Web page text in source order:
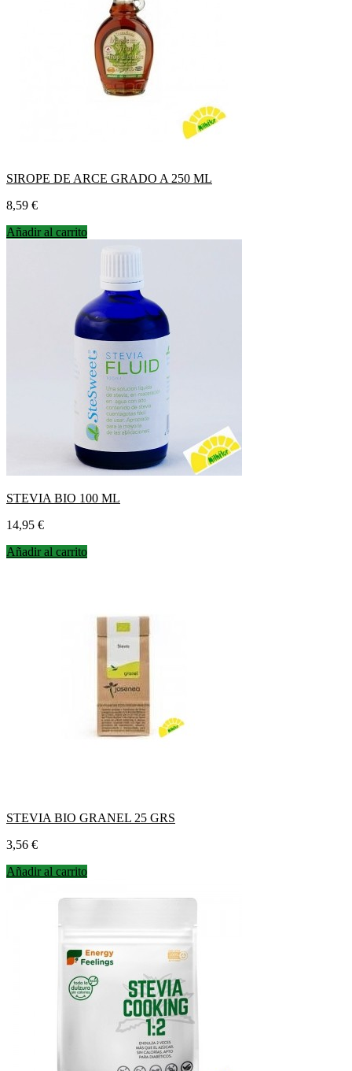
SIROPE DE ARCE GRADO A 250 ML
Precio
8,59 €
Añadir al carrito
STEVIA BIO 100 ML
Precio
14,95 €
Añadir al carrito
STEVIA BIO GRANEL 25 GRS
Precio
3,56 €
Añadir al carrito